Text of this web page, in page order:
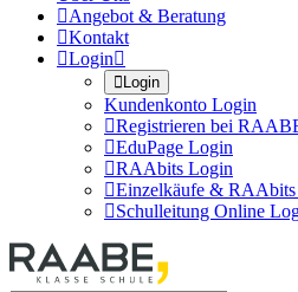
Angebot & Beratung
Kontakt
Login
Login
Kundenkonto Login
Registrieren bei
EduPage Login
RAAbits Login
Einzelkäufe &
Schulleitung Online